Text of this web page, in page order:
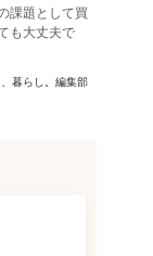
課題として買
も大丈夫で
暮らし。編集部